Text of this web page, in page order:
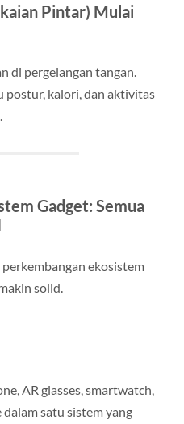
Pintar) Mulai
di pergelangan tangan.
postur, kalori, dan aktivitas
Gadget: Semua
ekosistem
solid.
AR glasses, smartwatch,
satu sistem yang